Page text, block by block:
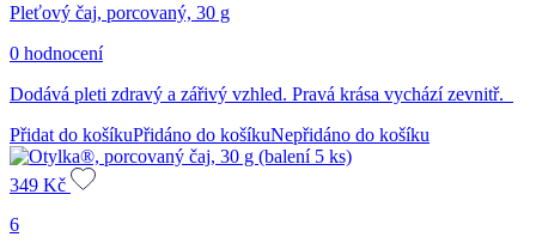
Pleťový čaj, porcovaný, 30 g
0 hodnocení
Dodává pleti zdravý a zářivý vzhled. Pravá krása vychází zevnitř.
Přidat do košíkuPřidáno do košíkuNepřidáno do košíku
349 Kč
6